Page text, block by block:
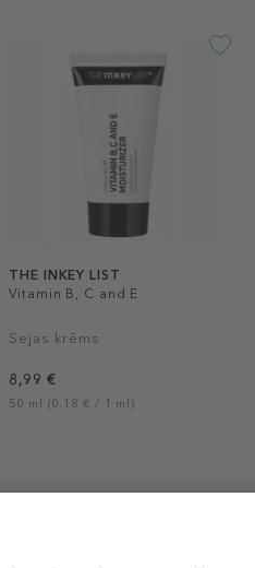
THE INKEY LIST
Vitamin B, C and E
Sejas krēms
8,99 €
50 ml (0,18 € / 1 ml)